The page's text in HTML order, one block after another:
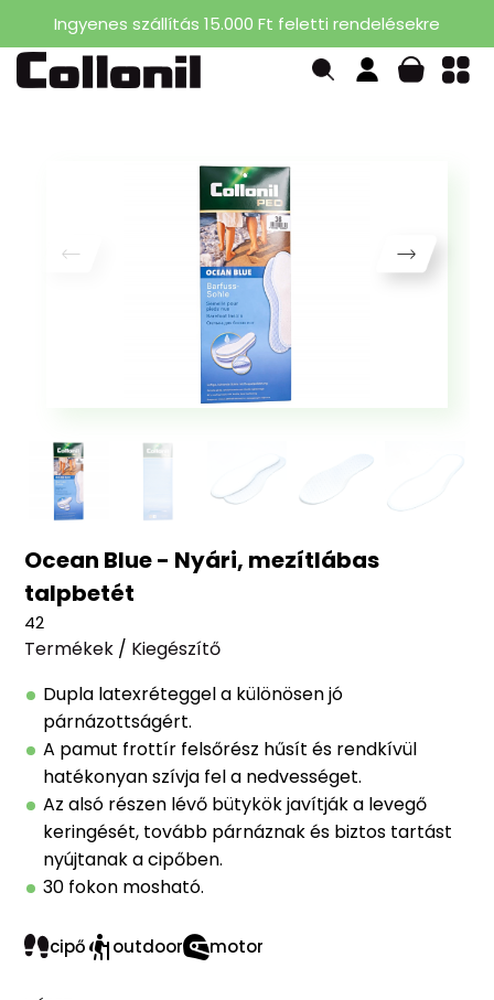
Ingyenes szállítás 15.000 Ft feletti rendelésekre
Ocean Blue - Nyári, mezítlábas
talpbetét
42
Termékek / Kiegészítő
Dupla latexréteggel a különösen jó
párnázottságért.
A pamut frottír felsőrész hűsít és rendkívül
hatékonyan szívja fel a nedvességet.
Az alsó részen lévő bütykök javítják a levegő
keringését, tovább párnáznak és biztos tartást
nyújtanak a cipőben.
30 fokon mosható.
cipő outdoor motor